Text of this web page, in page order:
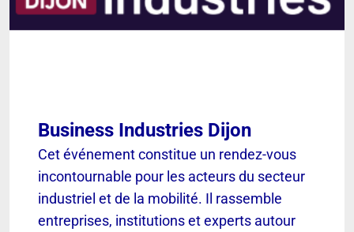
Business Industries Dijon
Cet événement constitue un rendez-vous
incontournable pour les acteurs du secteur
industriel et de la mobilité. Il rassemble
entreprises, institutions et experts autour